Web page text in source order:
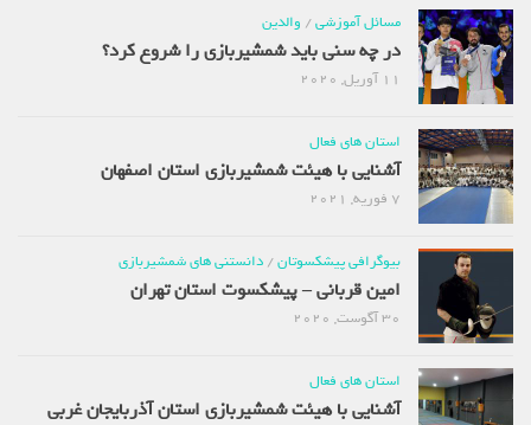
مسائل آموزشی/والدین
در چه سنی باید شمشیربازی را شروع کرد؟
استان های فعال
آشنایی با هیئت شمشیربازی استان اصفهان
بیوگرافی پیشکسوتان/دانستنی های شمشیربازی
امین قربانی – پیشکسوت استان تهران
استان های فعال
آشنایی با هیئت شمشیربازی استان آذربایجان غربی